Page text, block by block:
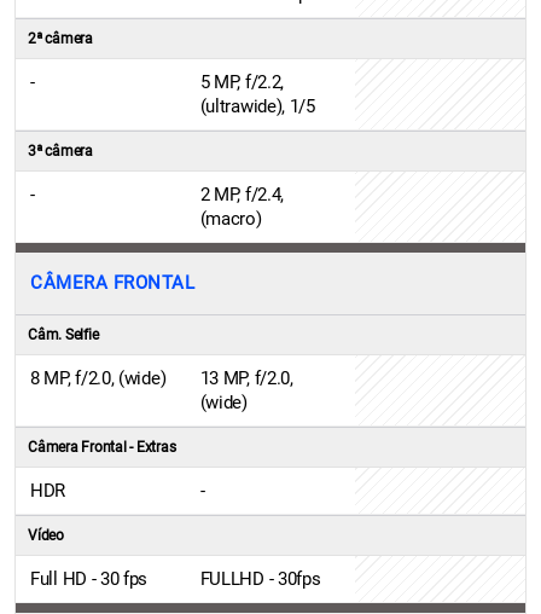
2ª câmera
-
5 MP, f/2.2,
(ultrawide), 1/5
3ª câmera
-
2 MP, f/2.4,
(macro)
CÂMERA FRONTAL
Câm. Selfie
8 MP, f/2.0, (wide)
13 MP, f/2.0,
(wide)
Câmera Frontal - Extras
HDR -
Vídeo
Full HD - 30 fps FULLHD - 30fps